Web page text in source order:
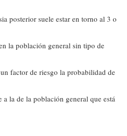
posterior suele estar en torno al 3 o
la población general sin tipo de
factor de riesgo la probabilidad de
a la de la población general que está